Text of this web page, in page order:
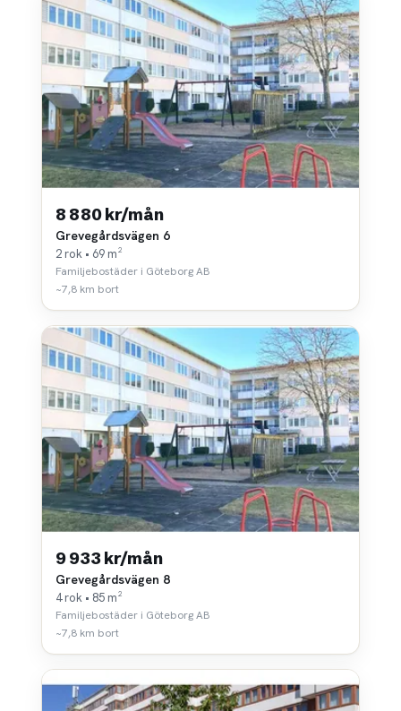
8 880 kr/mån
Grevegårdsvägen 6
2 rok • 69 m²
Familjebostäder i Göteborg AB
~7,8 km bort
9 933 kr/mån
Grevegårdsvägen 8
4 rok • 85 m²
Familjebostäder i Göteborg AB
~7,8 km bort